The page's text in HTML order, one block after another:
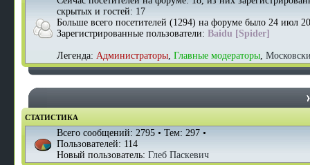
скрытых и гостей: 17
Больше всего посетителей (1294) на форуме было 24 июл
Зарегистрированные пользователи: Baidu [Spider]
Легенда: Администраторы, Главные модераторы,
СТАТИСТИКА
Всего сообщений: 2795 • Тем: 297 •
Пользователей: 114
Новый пользователь: Глеб Паскевич